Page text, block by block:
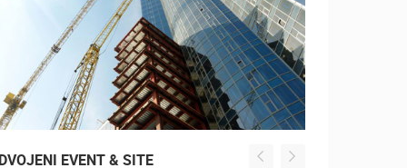
EVENT & SITE